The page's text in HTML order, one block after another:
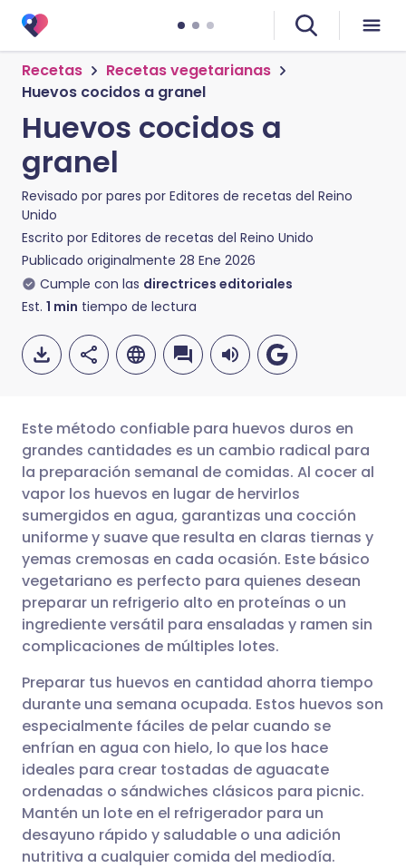
Recetas
Recetas vegetarianas
Huevos cocidos a granel
Huevos cocidos a
granel
Revisado por pares por Editores de recetas del Reino
Unido
Escrito por Editores de recetas del Reino Unido
Publicado originalmente 28 Ene 2026
Cumple con las directrices editoriales
Est. 1 min tiempo de lectura
Compartir por correo
electrónico
Compartir en Facebook
Compartir en LinkedIn
Compartir en X
Compartir vía WhatsApp
Copiar enlace
🇬🇧 English 🇩🇪 Deutsch
🇪🇸 Español 🇫🇷 Français
🇮🇹 Italiano 🇵🇹
🇮🇳 हिन्दी 🇮🇱 עברית
🇸🇦 عربي 🇸🇪 Svenska
Este método confiable para huevos duros en
grandes cantidades es un cambio radical para
la preparación semanal de comidas. Al cocer al
vapor los huevos en lugar de hervirlos
sumergidos en agua, garantizas una cocción
uniforme y suave que resulta en claras tiernas y
yemas cremosas en cada ocasión. Este básico
vegetariano es perfecto para quienes desean
preparar un refrigerio alto en proteínas o un
ingrediente versátil para ensaladas y ramen sin
complicaciones de múltiples lotes.
Preparar tus huevos en cantidad ahorra tiempo
durante una semana ocupada. Estos huevos son
especialmente fáciles de pelar cuando se
enfrían en agua con hielo, lo que los hace
ideales para crear tostadas de aguacate
ordenadas o sándwiches clásicos para picnic.
Mantén un lote en el refrigerador para un
desayuno rápido y saludable o una adición
nutritiva a cualquier comida del mediodía.